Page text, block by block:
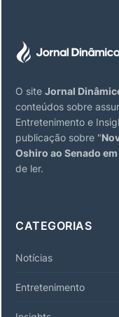
O site Jornal
conteúdos sobre
Entretenimento e
publicação sobre "
Oshiro ao Senado em
de ler.
CATEGORIAS
Notícias
Entretenimento